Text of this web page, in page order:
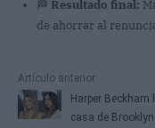
🏁 Resultado final:
de ahorrar al
Artículo anterior
Harper Beckham
casa de